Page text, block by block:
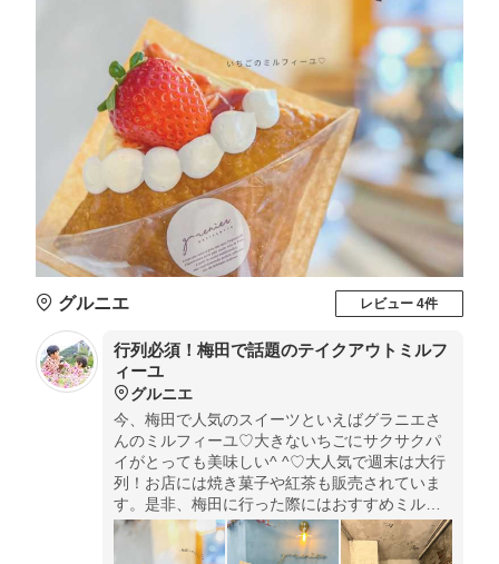
グルニエ レビュー 4件
行列必須！梅田で話題のテイクアウトミルフ
ィーユ
グルニエ
今、梅田で人気のスイーツといえばグラニエさ
んのミルフィーユ♡大きないちごにサクサクパ
イがとっても美味しい^ ^♡大人気で週末は大行
列！お店には焼き菓子や紅茶も販売されていま
す。是非、梅田に行った際にはおすすめミルフ
ィーユ食べてみてね♡